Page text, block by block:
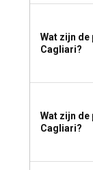
Wat zijn
Cagliari?
Wat zijn
Cagliari?